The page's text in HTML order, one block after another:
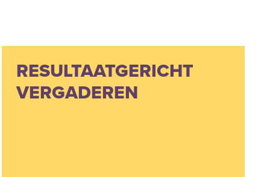
RESULTAATGERICHT
VERGADEREN